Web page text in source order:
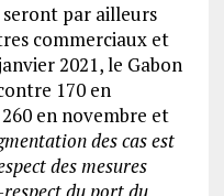
seront par ailleurs
commerciaux et
2021, le Gabon
170 en
en novembre et
des cas est
des mesures